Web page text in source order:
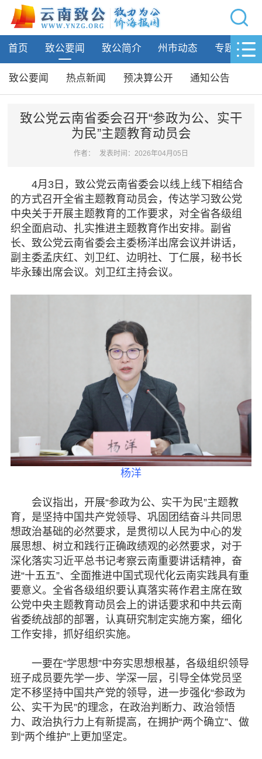
网站导航
首页
致公要闻
热点新闻
预决算公开
通知公告
致公简介
州市动态
专题活动
履行职责
自身建设
致公风采
专委会
书香机关
电子杂志
图片欣赏
视频中心
媒体报道
脱贫攻坚
侨海动态
七彩云南
首页 致公要闻 致公简介 州市动态 专题活动
致公要闻 热点新闻 预决算公开 通知公告
致公党云南省委会召开“参政为公、实干
为民”主题教育动员会
作者： 发表时间：2026年04月05日
4月3日，致公党云南省委会以线上线下相结合
的方式召开全省主题教育动员会，传达学习致公党
中央关于开展主题教育的工作要求，对全省各级组
织全面启动、扎实推进主题教育作出安排。副省
长、致公党云南省委会主委杨洋出席会议并讲话，
副主委孟庆红、刘卫红、边明社、丁仁展，秘书长
毕永臻出席会议。刘卫红主持会议。
杨洋
会议指出，开展“参政为公、实干为民”主题教
育，是坚持中国共产党领导、巩固团结奋斗共同思
想政治基础的必然要求，是贯彻以人民为中心的发
展思想、树立和践行正确政绩观的必然要求，对于
深化落实习近平总书记考察云南重要讲话精神，奋
进“十五五”、全面推进中国式现代化云南实践具有重
要意义。全省各级组织要认真落实蒋作君主席在致
公党中央主题教育动员会上的讲话要求和中共云南
省委统战部的部署，认真研究制定实施方案，细化
工作安排，抓好组织实施。
一要在“学思想”中夯实思想根基，各级组织领导
班子成员要先学一步、学深一层，引导全体党员坚
定不移坚持中国共产党的领导，进一步强化“参政为
公、实干为民”的理念，在政治判断力、政治领悟
力、政治执行力上有新提高，在拥护“两个确立”、做
到“两个维护”上更加坚定。